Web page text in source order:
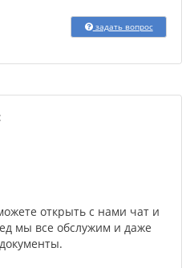
задать вопрос
открыть с нами чат и
мы все обслужим и даже